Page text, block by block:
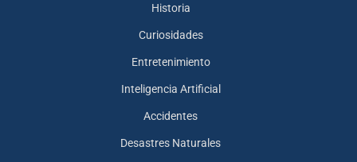
Historia
Curiosidades
Entretenimiento
Inteligencia Artificial
Accidentes
Desastres Naturales